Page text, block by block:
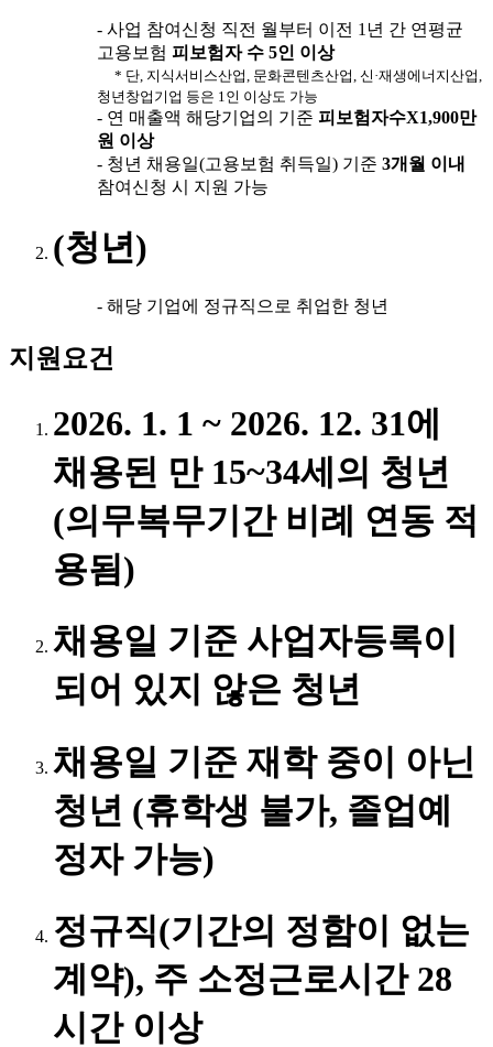
- 사업 참여신청 직전 월부터 이전 1년 간 연평균
고용보험 피보험자 수 5인 이상
* 단, 지식서비스산업, 문화콘텐츠산업, 신·재생에너지산업,
청년창업기업 등은 1인 이상도 가능
- 연 매출액 해당기업의 기준 피보험자수X1,900만
원 이상
- 청년 채용일(고용보험 취득일) 기준 3개월 이내
참여신청 시 지원 가능
(청년)
- 해당 기업에 정규직으로 취업한 청년
지원요건
2026. 1. 1 ~ 2026. 12. 31에
채용된 만 15~34세의 청년
(의무복무기간 비례 연동 적
용됨)
채용일 기준 사업자등록이
되어 있지 않은 청년
채용일 기준 재학 중이 아닌
청년 (휴학생 불가, 졸업예
정자 가능)
정규직(기간의 정함이 없는
계약), 주 소정근로시간 28
시간 이상